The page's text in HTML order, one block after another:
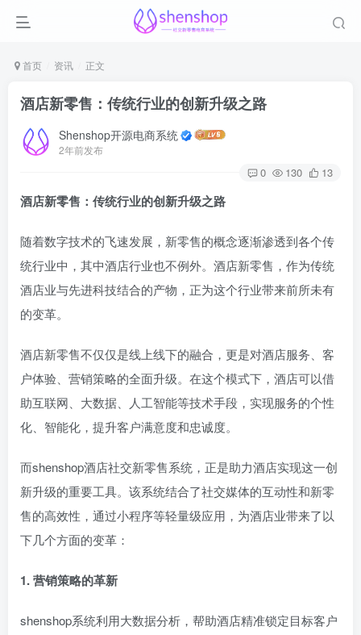
首页 资讯 正文
酒店新零售：传统行业的创新升级之路
Shenshop开源电商系统
2年前发布
0 130 13
酒店新零售：传统行业的创新升级之路
随着数字技术的飞速发展，新零售的概念逐渐渗透到各个传
统行业中，其中酒店行业也不例外。酒店新零售，作为传统
酒店业与先进科技结合的产物，正为这个行业带来前所未有
的变革。
酒店新零售不仅仅是线上线下的融合，更是对酒店服务、客
户体验、营销策略的全面升级。在这个模式下，酒店可以借
助互联网、大数据、人工智能等技术手段，实现服务的个性
化、智能化，提升客户满意度和忠诚度。
而shenshop酒店社交新零售系统，正是助力酒店实现这一创
新升级的重要工具。该系统结合了社交媒体的互动性和新零
售的高效性，通过小程序等轻量级应用，为酒店业带来了以
下几个方面的变革：
1. 营销策略的革新
shenshop系统利用大数据分析，帮助酒店精准锁定目标客户